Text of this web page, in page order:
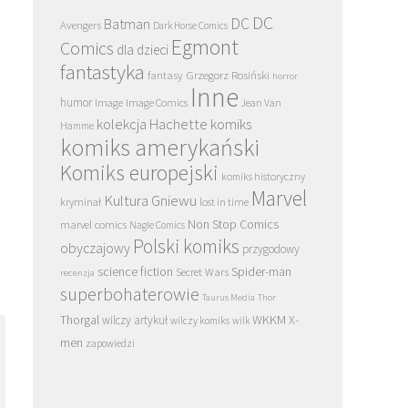
Avengers Batman Dark Horse Comics DC DC
Comics dla dzieci Egmont
fantastyka fantasy Grzegorz Rosiński horror
humor Image Image Comics Inne Jean Van
Hamme kolekcja Hachette komiks
komiks amerykański
Komiks europejski komiks historyczny
kryminał Kultura Gniewu lost in time Marvel
marvel comics Nagle Comics Non Stop Comics
obyczajowy Polski komiks przygodowy
recenzja science fiction Secret Wars Spider-man
superbohaterowie Taurus Media Thor
Thorgalwilczy artykuł wilczy komiks wilk WKKM X-
men zapowiedzi